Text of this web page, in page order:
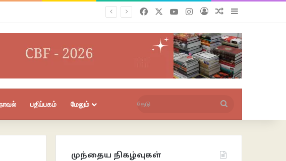
FacebookYouTubeInstagramபுகுபதிகைசீரற்ற பதிவுகள்
Sidebar
பதிப்பகம் மேலும்
முந்தைய நிகழ்வுகள்